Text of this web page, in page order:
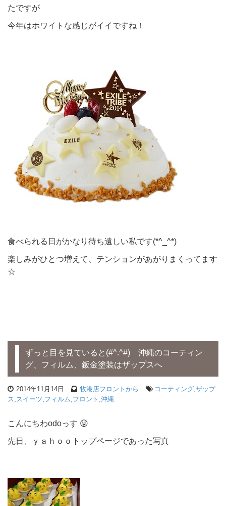
たですが
今年はホワイトな感じがイイですね！
食べられる日がかなり待ち遠しい私です(*^_^*)
楽しみがひとつ増えて、テンションがあがりまくってます
☆
ずっと目を見ていると(#^.^#) 沖縄のコーティン
グ、フィルム、鈑金塗装はザップスへ
2014年11月14日 牧港店フロントから コーティング,ザップ
ス,スイーツ,フィルム,フロント ,沖縄
こんにちわodoっす 😛
先日、ｙａｈｏｏトップページであった写真